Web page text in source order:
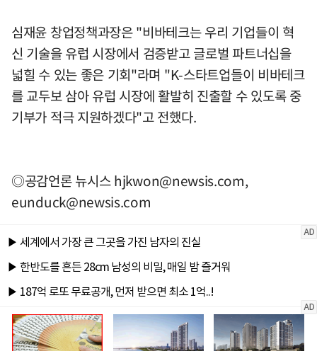
심재윤 창업정책과장은 "비바테크는 우리 기업들이 혁
신 기술을 유럽 시장에서 검증받고 글로벌 파트너십을
넓힐 수 있는 좋은 기회"라며 "K-스타트업들이 비바테크
를 교두보 삼아 유럽 시장에 활발히 진출할 수 있도록 중
기부가 적극 지원하겠다"고 전했다.
◎공감언론 뉴시스hjkwon@newsis.com,
eunduck@newsis.com